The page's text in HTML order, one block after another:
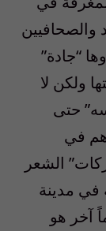
والصحافيين
“جادة”
ولكن لا
حتى
في
الشعر
في مدينة
آخر هو